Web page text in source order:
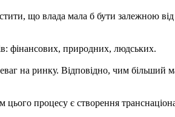
що влада мала б бути залежною від
фінансових, природних, людських.
на ринку. Відповідно, чим більший
процесу є створення